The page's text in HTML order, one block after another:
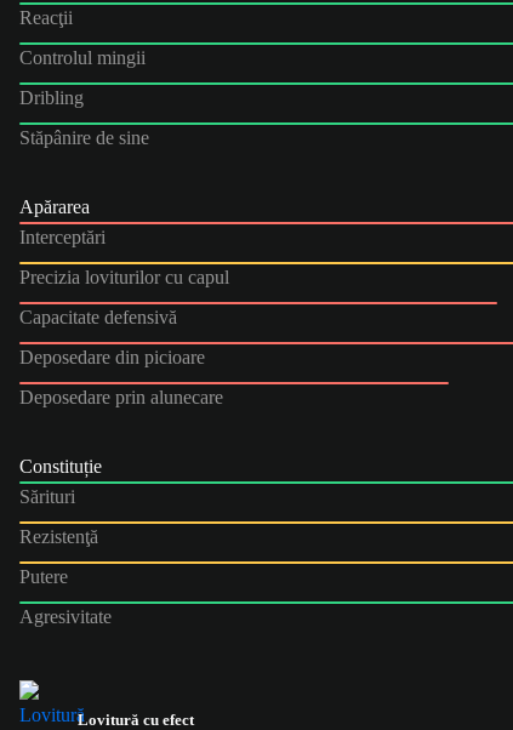
Reacţii
Controlul mingii
Dribling
Stăpânire de sine
Apărarea
Interceptări
Precizia loviturilor cu capul
Capacitate defensivă
Deposedare din picioare
Deposedare prin alunecare
Constituție
Sărituri
Rezistenţă
Putere
Agresivitate
Lovitură cu efect